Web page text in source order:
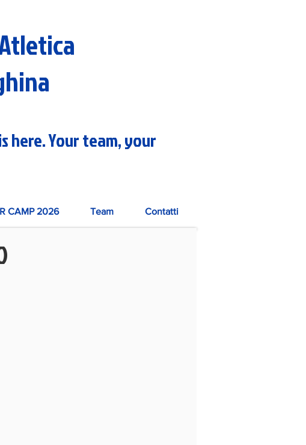
here. Your team, your
CAMP 2026 Team Contatti